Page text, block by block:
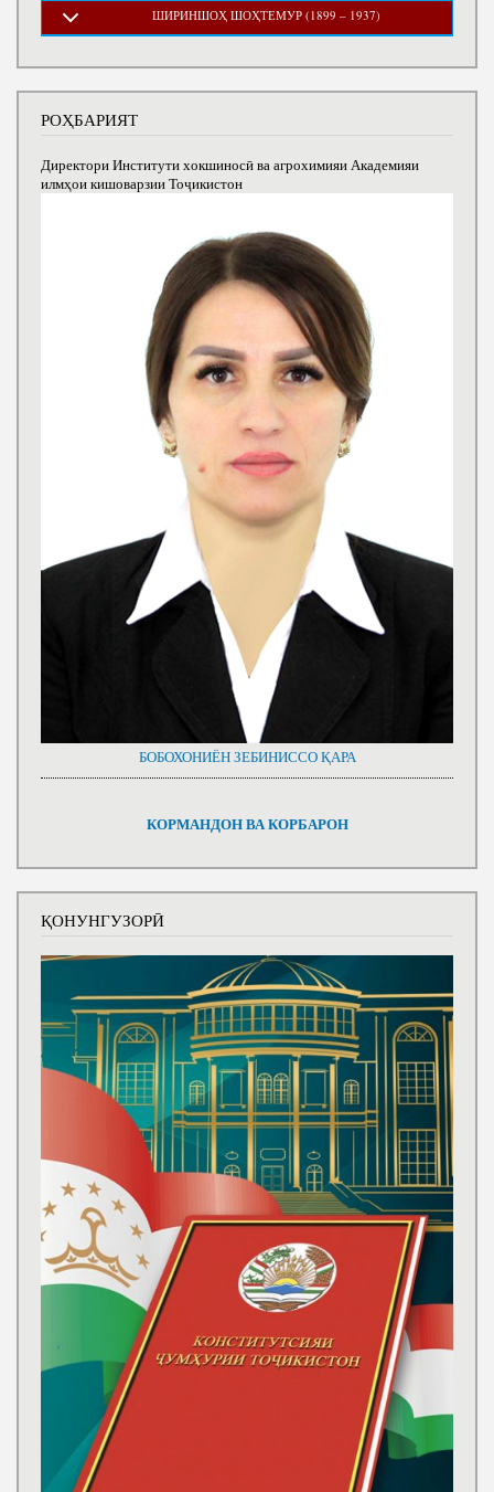
ШИРИНШОҲ ШОҲТЕМУР (1899 – 1937)
РОҲБАРИЯТ
Директори Институти хокшиносӣ ва агрохимияи Академияи
илмҳои кишоварзии Тоҷикистон
БОБОХОНИЁН ЗЕБИНИССО ҚАРА
КОРМАНДОН ВА КОРБАРОН
ҚОНУНГУЗОРӢ